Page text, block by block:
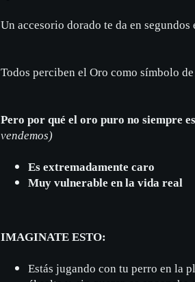
Un accesorio dorado te da en segundos
Todos perciben el Oro como símbolo
Pero por qué el oro puro no siempre
vendemos)
Es extremadamente caro
Muy vulnerable en la vida real
IMAGINATE ESTO:
Estás jugando con tu perro en la